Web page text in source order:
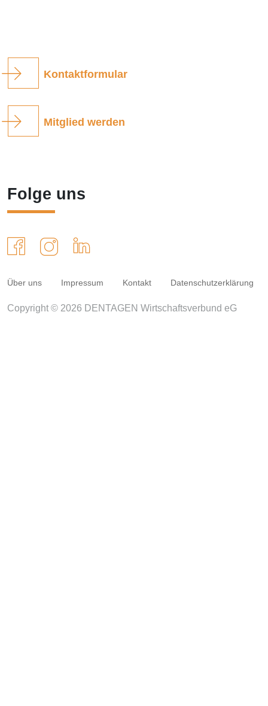
Kontaktformular
Mitglied werden
Folge uns
Über uns Impressum Kontakt Datenschutzerklärung
Copyright © 2026 DENTAGEN Wirtschaftsverbund eG